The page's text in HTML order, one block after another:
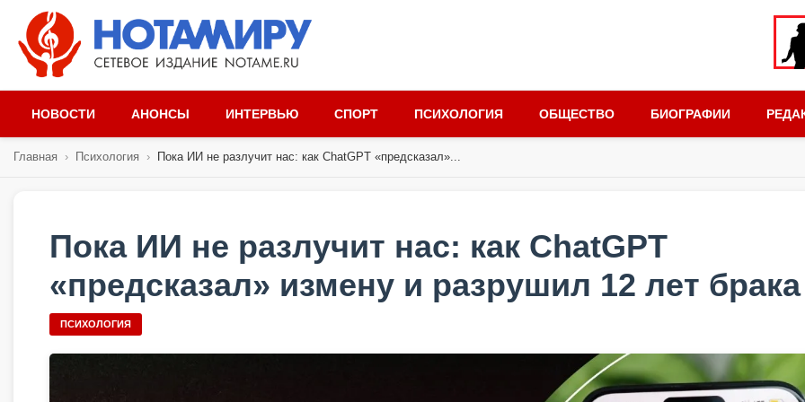
НОВОСТИ АНОНСЫ ИНТЕРВЬЮ СПОРТ ПСИХОЛОГИЯ ОБЩЕСТВО БИОГРАФИИ
Главная › Психология › Пока ИИ не разлучит нас: как ChatGPT «предсказал»...
Пока ИИ не разлучит нас: как ChatGPT
«предсказал» измену и разрушил 12 лет брака
ПСИХОЛОГИЯ